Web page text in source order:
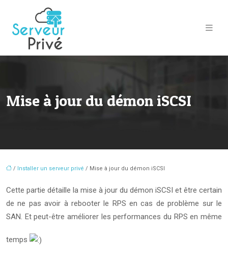
Mise à jour du démon iSCSI
/ Installer un serveur privé / Mise à jour du démon iSCSI
Cette partie détaille la mise à jour du démon iSCSI et être certain
de ne pas avoir à rebooter le RPS en cas de problème sur le
SAN. Et peut-être améliorer les performances du RPS en même
temps